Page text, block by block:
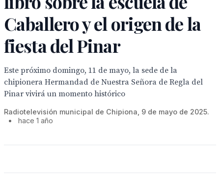
Caballero y el origen de la
fiesta del Pinar
Este próximo domingo, 11 de mayo, la sede de la
chipionera Hermandad de Nuestra Señora de Regla del
Pinar vivirá un momento histórico
Radiotelevisión municipal de Chipiona, 9 de mayo de 2025.
•
hace 1 año